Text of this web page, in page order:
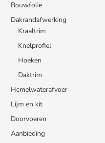
Bouwfolie
Dakrandafwerking
Kraaltrim
Knelprofiel
Hoeken
Daktrim
Hemelwaterafvoer
Lijm en kit
Doorvoeren
Aanbieding